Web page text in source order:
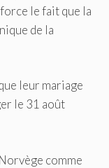
le fait que la
de la
leur mariage
le 31 août
comme